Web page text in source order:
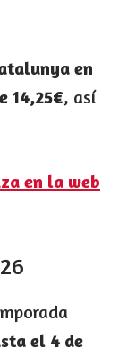
en
14,25€, así
en la web
el 4 de